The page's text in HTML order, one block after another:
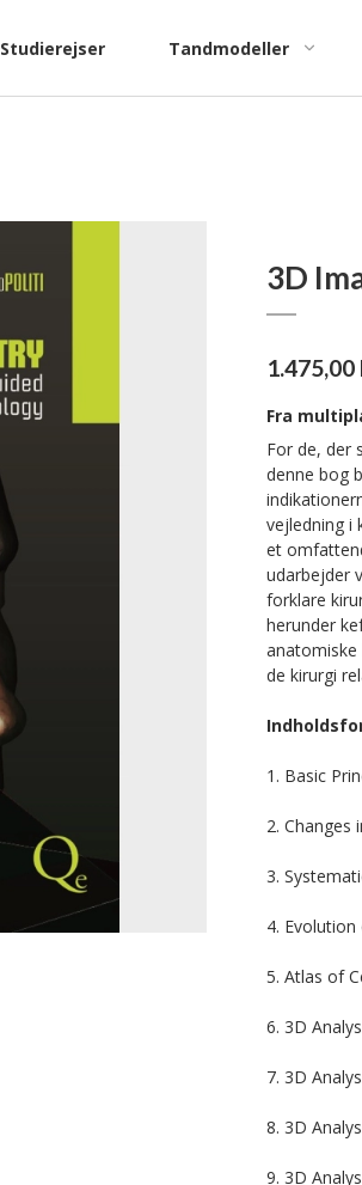
Studierejser Tandmodeller
3D
1.475,00
Fra
For de, der
denne bog
vejledning i
et
udarbejder
forklare
herunder
de kirurgi
1. Basic
2. Changes
3.
4.
5. Atlas of
6. 3D
7. 3D
8. 3D
9. 3D